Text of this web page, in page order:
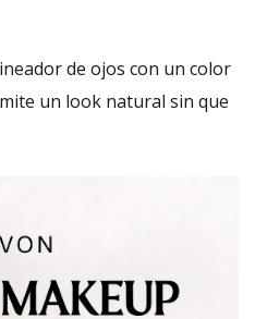
de ojos con un color
un look natural sin que